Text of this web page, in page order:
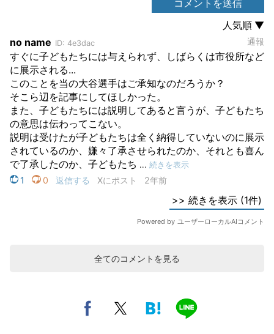
全てのコメントを見る